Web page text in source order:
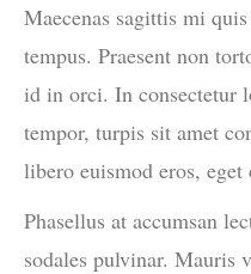
Maecenas sagittis mi
tempus. Praesent non
id in orci. In consectetur
tempor, turpis sit amet
libero euismod eros,
Phasellus at accumsan
sodales pulvinar. Mauris